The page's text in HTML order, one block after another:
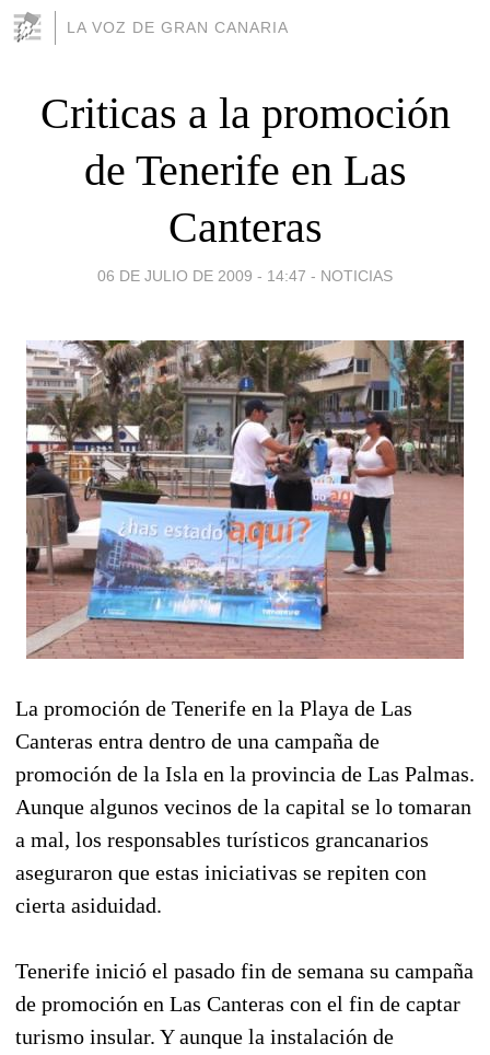
LA VOZ DE GRAN CANARIA
Criticas a la promoción
de Tenerife en Las
Canteras
06 DE JULIO DE 2009 - 14:47 - NOTICIAS
La promoción de Tenerife en la Playa de Las
Canteras entra dentro de una campaña de
promoción de la Isla en la provincia de Las Palmas.
Aunque algunos vecinos de la capital se lo tomaran
a mal, los responsables turísticos grancanarios
aseguraron que estas iniciativas se repiten con
cierta asiduidad.
Tenerife inició el pasado fin de semana su campaña
de promoción en Las Canteras con el fin de captar
turismo insular. Y aunque la instalación de